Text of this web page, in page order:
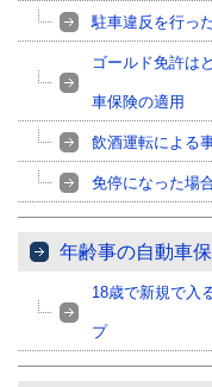
駐車違反を行っ
ゴールド免許は
車保険の適用
飲酒運転による
免停になった場
年齢事の自動車
18歳で新規で入
プ